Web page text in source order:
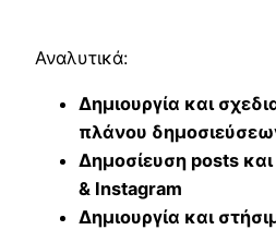
Αναλυτικά:
Δημιουργία και
πλάνου
Δημοσίευση posts
& Instagram
Δημιουργία και